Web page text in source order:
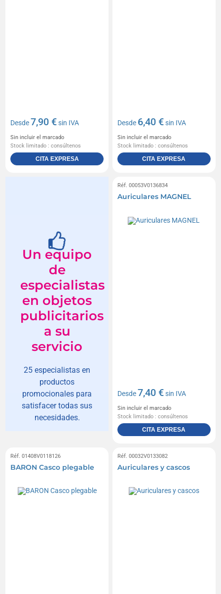
Desde 7,90 €sin IVA
Sin incluir el marcado
Stock limitado : consúltenos
CITA EXPRESA
Desde 6,40 €sin IVA
Sin incluir el marcado
Stock limitado : consúltenos
CITA EXPRESA
Un equipo
de
especialistas
en objetos
publicitarios
a su
servicio
25 especialistas en
productos
promocionales para
satisfacer todas sus
necesidades.
Réf. 00053V0136834
Auriculares MAGNEL
Desde7,40 €sin IVA
Sin incluir el marcado
Stock limitado : consúltenos
CITA EXPRESA
Réf. 01408V0118126
BARON Casco plegable
Réf. 00032V0133082
Auriculares y cascos